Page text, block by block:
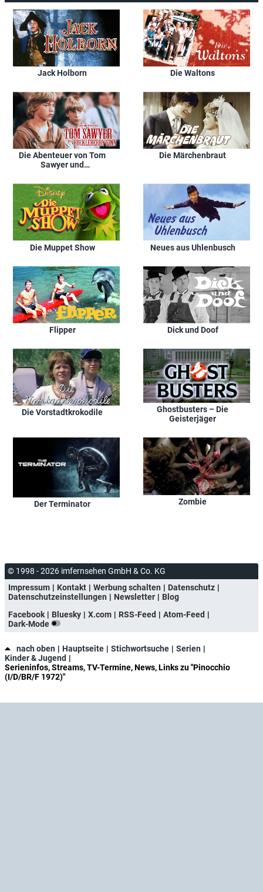
Jack Holborn Die Waltons
Die Abenteuer von Tom
Sawyer und
Die Märchenbraut
Die Muppet Show Neues aus Uhlenbusch
Flipper Dick und Doof
Die Vorstadtkrokodile
Ghostbusters – Die
Geisterjäger
Der Terminator Zombie
© 1998 - 2026 imfernsehen GmbH & Co. KG
Impressum
Kontakt Werbung schalten
Datenschutz
Datenschutzeinstellungen
Newsletter
Blog
Facebook
Bluesky X.com RSS-Feed
Atom-Feed
Dark-Mode
nach oben Hauptseite Stichwortsuche
Serien
Kinder & Jugend
Serieninfos, Streams, TV-Termine, News, Links zu "Pinocchio
(I/D/BR/F 1972)"